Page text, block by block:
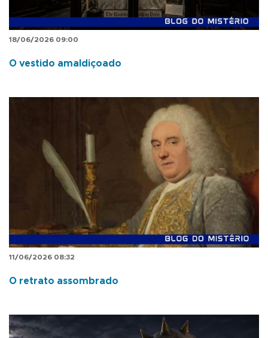
18/06/2026 09:00
O vestido amaldiçoado
11/06/2026 08:32
O retrato assombrado